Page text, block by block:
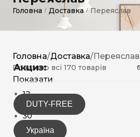
Головна / Доставка / Переяслав
Акциз:
DUTY-FREE
Україна
Головна/Доставка/Переяслав
Показано всі 170 товарів
Показати
12
15
30